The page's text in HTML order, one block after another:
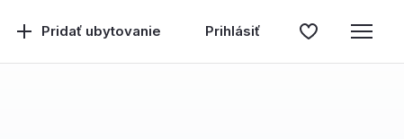
Pridať ubytovanie Prihlásiť